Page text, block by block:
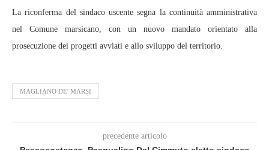
La riconferma del sindaco uscente segna la continuità amministrativa
nel Comune marsicano, con un nuovo mandato orientato alla
prosecuzione dei progetti avviati e allo sviluppo del territorio.
MAGLIANO DE' MARSI
precedente articolo